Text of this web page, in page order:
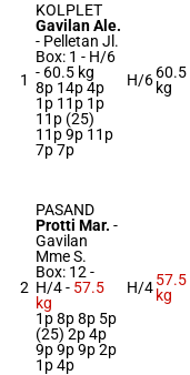
1
KOLPLET
Gavilan Ale.
- Pelletan Jl.
Box: 1 - H/6
- 60.5 kg
8p 14p 4p
1p 11p 1p
11p (25)
11p 9p 11p
7p 7p
H/660.5
kg
2
PASAND
Protti Mar. -
Gavilan
Mme S.
Box: 12 -
H/4 - 57.5
kg
1p 8p 8p 5p
(25) 2p 4p
9p 9p 9p 2p
1p 4p
H/457.5
kg